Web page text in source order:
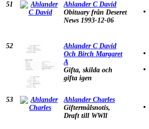
51
Ahlander C David
Obituary från Deseret
News 1993-12-06
52
Ahlander C David
Och Birch Margaret
A
Gifta, skilda och
gifta igen
53
Ahlander Charles
Giftermålsnotis,
Draft till WWll